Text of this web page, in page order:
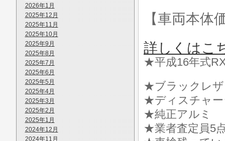
2026年1月
2025年12月
2025年11月
2025年10月
2025年9月
2025年8月
2025年7月
2025年6月
2025年5月
2025年4月
2025年3月
2025年2月
2025年1月
2024年12月
2024年11月
【車両本体
詳しくはこ
★平成16年式
★ブラックレ
★ディスチャ
★純正アルミ
★業者査定員5